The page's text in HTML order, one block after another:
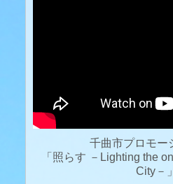
千曲市プロモー
「照らす －Lighting the
City－」